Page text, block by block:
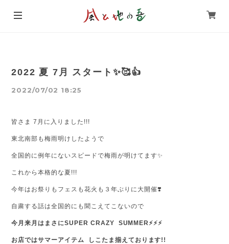
2022 夏 7月 スタート✨🥰👍
2022/07/02 18:25
皆さま 7月に入りました!!!
東北南部も梅雨明けしたようで
全国的に例年にないスピードで梅雨が明けてます✨
これから本格的な夏!!!
今年はお祭りもフェスも花火も３年ぶりに大開催❣️
自粛する話は全国的にも聞こえてこないので
今月来月はまさにSUPER CRAZY SUMMER⚡⚡⚡
お店ではサマーアイテム しこたま揃えております!!